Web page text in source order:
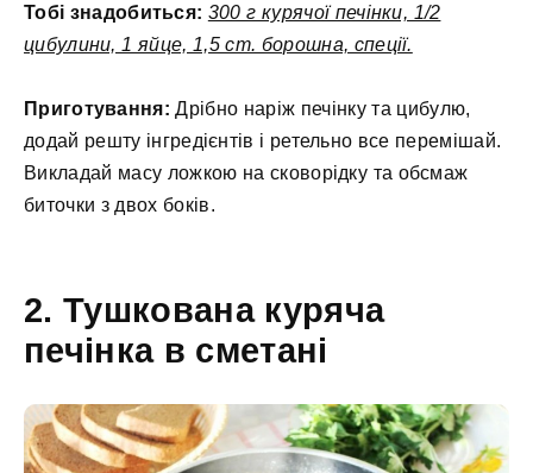
Тобі знадобиться: 300 г курячої печінки, 1/2
цибулини, 1 яйце, 1,5 ст. борошна, спеції.
Приготування: Дрібно наріж печінку та цибулю,
додай решту інгредієнтів і ретельно все перемішай.
Викладай масу ложкою на сковорідку та обсмаж
биточки з двох боків.
2. Тушкована куряча
печінка в сметані